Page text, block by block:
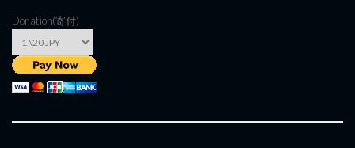
Donation(寄付)